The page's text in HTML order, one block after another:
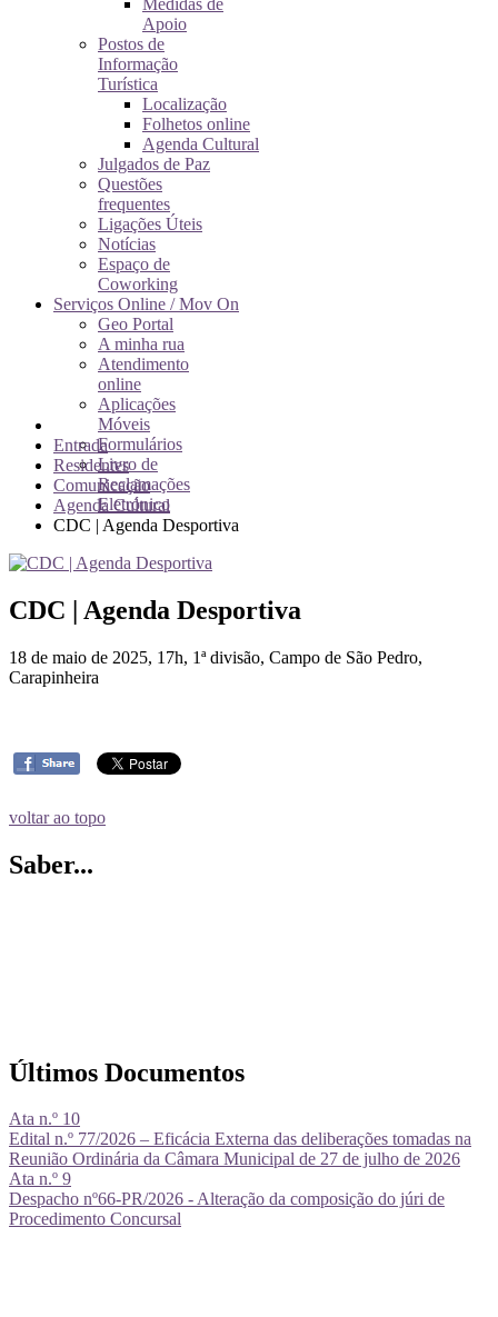
Medidas de
Apoio
Postos de
Informação
Turística
Localização
Folhetos online
Agenda Cultural
Julgados de Paz
Questões
frequentes
Ligações Úteis
Notícias
Espaço de
Coworking
Serviços Online / Mov On
Geo Portal
A minha rua
Atendimento
online
Aplicações
Móveis
Formulários
Livro de
Reclamações
Eletrónico
Entrada
Residentes
Comunicação
Agenda Cultural
CDC | Agenda Desportiva
CDC | Agenda Desportiva
18 de maio de 2025, 17h, 1ª divisão, Campo de São Pedro,
Carapinheira
voltar ao topo
Saber...
Últimos Documentos
Ata n.º 10
Edital n.º 77/2026 – Eficácia Externa das deliberações tomadas na
Reunião Ordinária da Câmara Municipal de 27 de julho de 2026
Ata n.º 9
Despacho nº66-PR/2026 - Alteração da composição do júri de
Procedimento Concursal